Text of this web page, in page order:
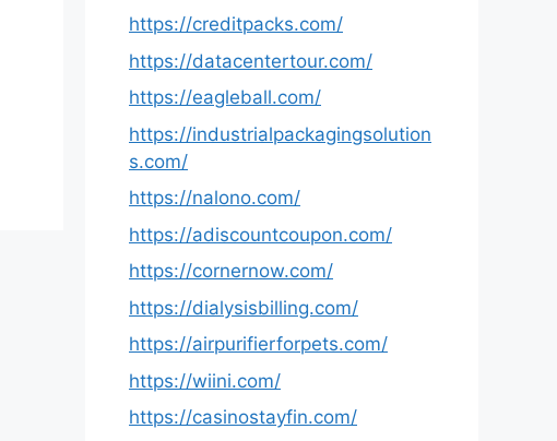
https://creditpacks.com/
https://datacentertour.com/
https://eagleball.com/
https://industrialpackagingsolution
s.com/
https://nalono.com/
https://adiscountcoupon.com/
https://cornernow.com/
https://dialysisbilling.com/
https://airpurifierforpets.com/
https://wiini.com/
https://casinostayfin.com/